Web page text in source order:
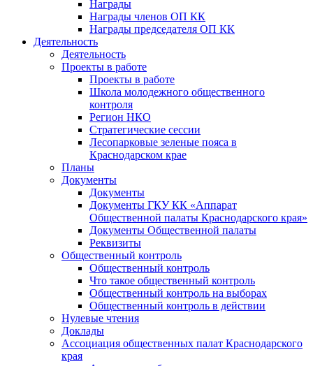
Награды
Награды членов ОП КК
Награды председателя ОП КК
Деятельность
Деятельность
Проекты в работе
Проекты в работе
Школа молодежного общественного
контроля
Регион НКО
Стратегические сессии
Лесопарковые зеленые пояса в
Краснодарском крае
Планы
Документы
Документы
Документы ГКУ КК «Аппарат
Общественной палаты Краснодарского края»
Документы Общественной палаты
Реквизиты
Общественный контроль
Общественный контроль
Что такое общественный контроль
Общественный контроль на выборах
Общественный контроль в действии
Нулевые чтения
Доклады
Ассоциация общественных палат Краснодарского
края